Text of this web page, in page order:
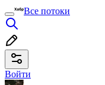
Все потоки
Войти